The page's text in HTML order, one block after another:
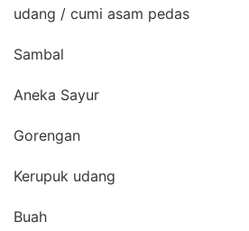
udang / cumi asam pedas
Sambal
Aneka Sayur
Gorengan
Kerupuk udang
Buah